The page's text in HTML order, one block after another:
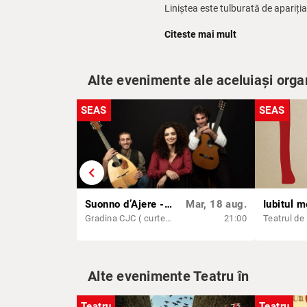
Liniștea este tulburată de
prin dansuri contrastante, de la
spectatorul să descopere, pas
Citeste mai mult
Alte evenimente ale aceluiași
chevron_left
SEAS
Suonno d’Ajere - SEAS 2026
Gradina CJC ( curtea interioara a Consiliului Județean Constanta)
Mar, 18 aug.
21:00
SEAS
Alte evenimente Teatru în